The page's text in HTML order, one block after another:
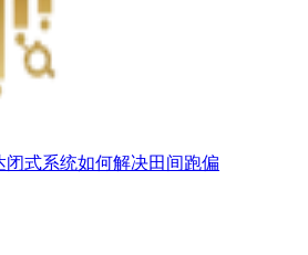
闭式系统如何解决田间跑偏